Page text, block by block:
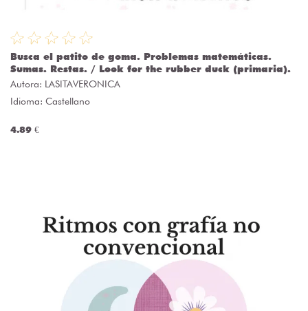
Busca el patito de goma. Problemas matemáticas.
Sumas. Restas. / Look for the rubber duck (primaria).
Autora: LASITAVERONICA
Idioma: Castellano
4.89 €